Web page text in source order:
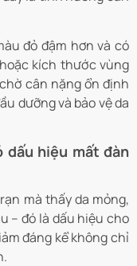
đỏ đậm hơn và có
kích thước vùng
cân nặng ổn định
dưỡng và bảo vệ da
dấu hiệu mất đàn
mà thấy da mỏng,
– đó là dấu hiệu cho
đáng kể không chỉ